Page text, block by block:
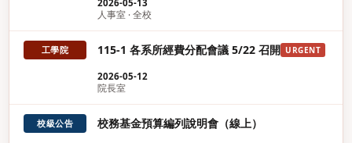
2026-05-13
人事室 · 全校
工學院 115-1 各系所經費分配會議 5/22 召開 URGENT
2026-05-12
院長室
校級公告 校務基金預算編列說明會（線上）